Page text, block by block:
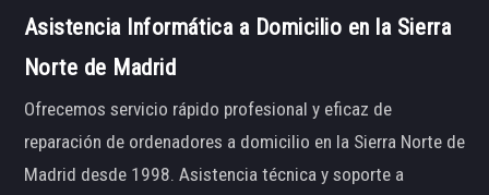
Asistencia Informática a Domicilio en la Sierra
Norte de Madrid
Ofrecemos servicio rápido profesional y eficaz de
reparación de ordenadores a domicilio en la Sierra Norte de
Madrid desde 1998. Asistencia técnica y soporte a